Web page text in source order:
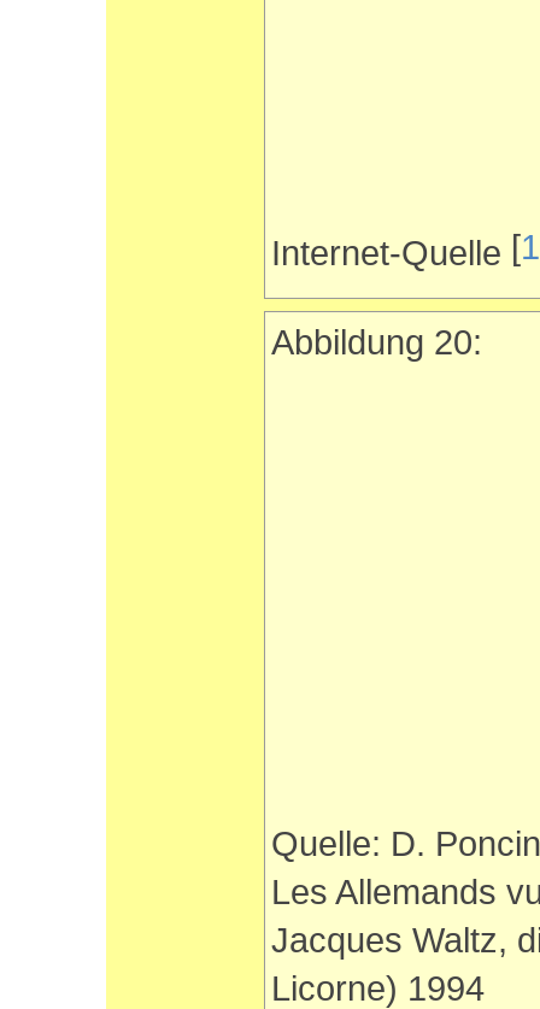
Internet-Quelle [1
Abbildung 20:
Quelle: D.
Les Allemands
Jacques Waltz,
Licorne) 1994